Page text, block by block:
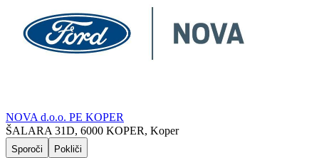
NOVA d.o.o. PE KOPER
ŠALARA 31D, 6000 KOPER, Koper
Sporoči
Pokliči